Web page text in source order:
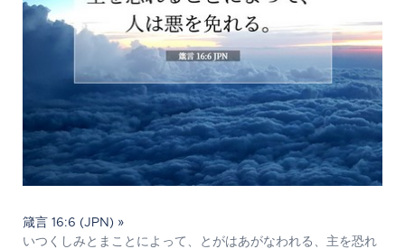
箴言 16:6 (JPN) »
いつくしみとまことによって、とがはあがなわれる、主を恐れ